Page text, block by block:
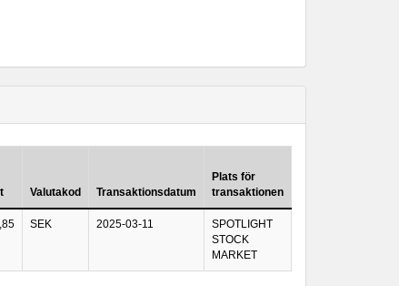
Valutakod Transaktionsdatum
Plats för
transaktionen
SEK 2025-03-11
SPOTLIGHT
STOCK
MARKET